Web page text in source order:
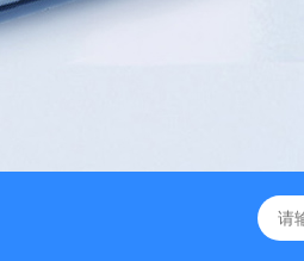
清洗过滤器 全自动管道过滤器